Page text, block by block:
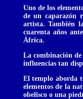
Uno de los
de un caparazón
artista. También
cuarenta años
África.
La combinación
influencias tan
El templo aborda
elementos de la
obelisco o una